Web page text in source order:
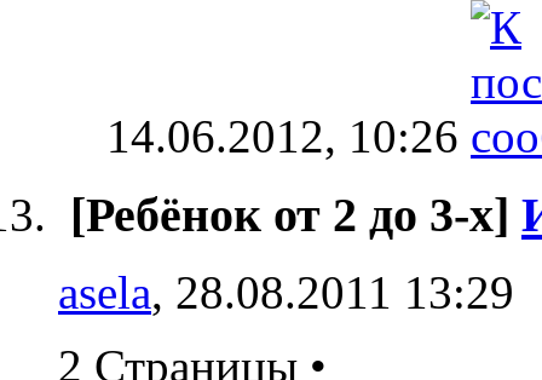
14.06.2012, 10:26
[Ребёнок от 2 до 3-х]
asela, 28.08.2011 13:29
2 Страницы •